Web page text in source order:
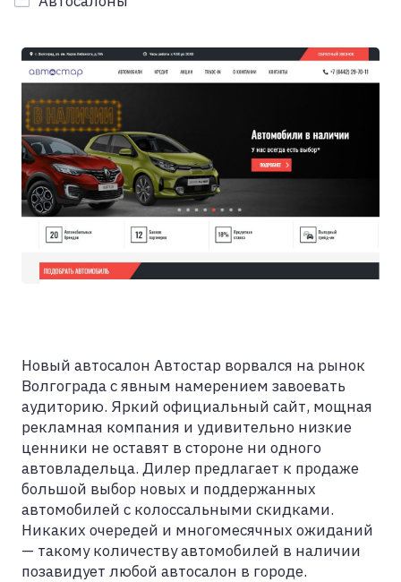
Новый автосалон Автостар ворвался на рынок
Волгограда с явным намерением завоевать
аудиторию. Яркий официальный сайт, мощная
рекламная компания и удивительно низкие
ценники не оставят в стороне ни одного
автовладельца. Дилер предлагает к продаже
большой выбор новых и поддержанных
автомобилей с колоссальными скидками.
Никаких очередей и многомесячных ожиданий
— такому количеству автомобилей в наличии
позавидует любой автосалон в городе.